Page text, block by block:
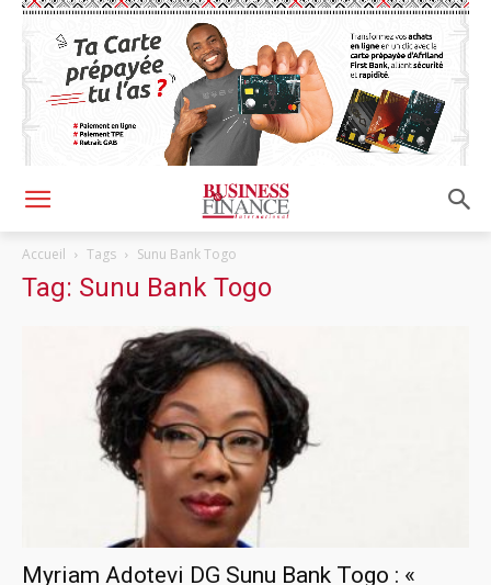
Accueil Tags Sunu Bank Togo
Tag: Sunu Bank Togo
Myriam Adotevi DG Sunu Bank Togo : «